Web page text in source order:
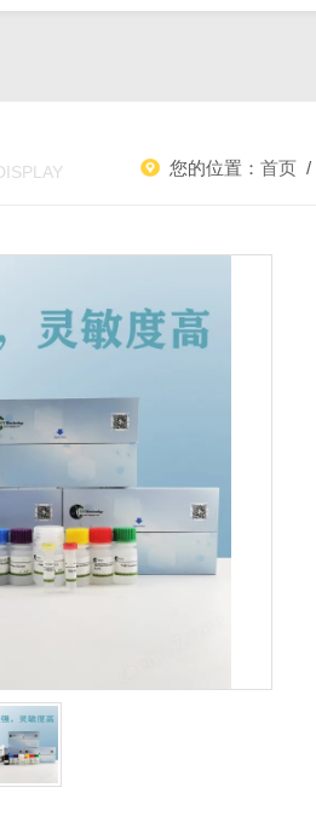
您的位置：首页 /